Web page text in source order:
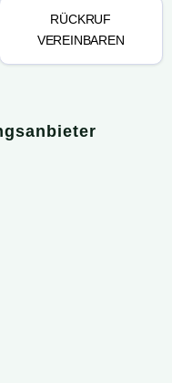
RÜCKRUF
VEREINBAREN